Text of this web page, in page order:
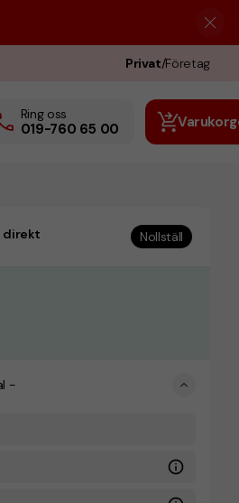
Privat/Företag
Ring oss
019-760 65 00
direkt Nollställ
-